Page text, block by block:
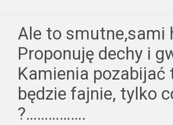
Ale to smutne,sami
Proponuję dechy i
Kamienia
będzie fajnie, tylko
?…………….